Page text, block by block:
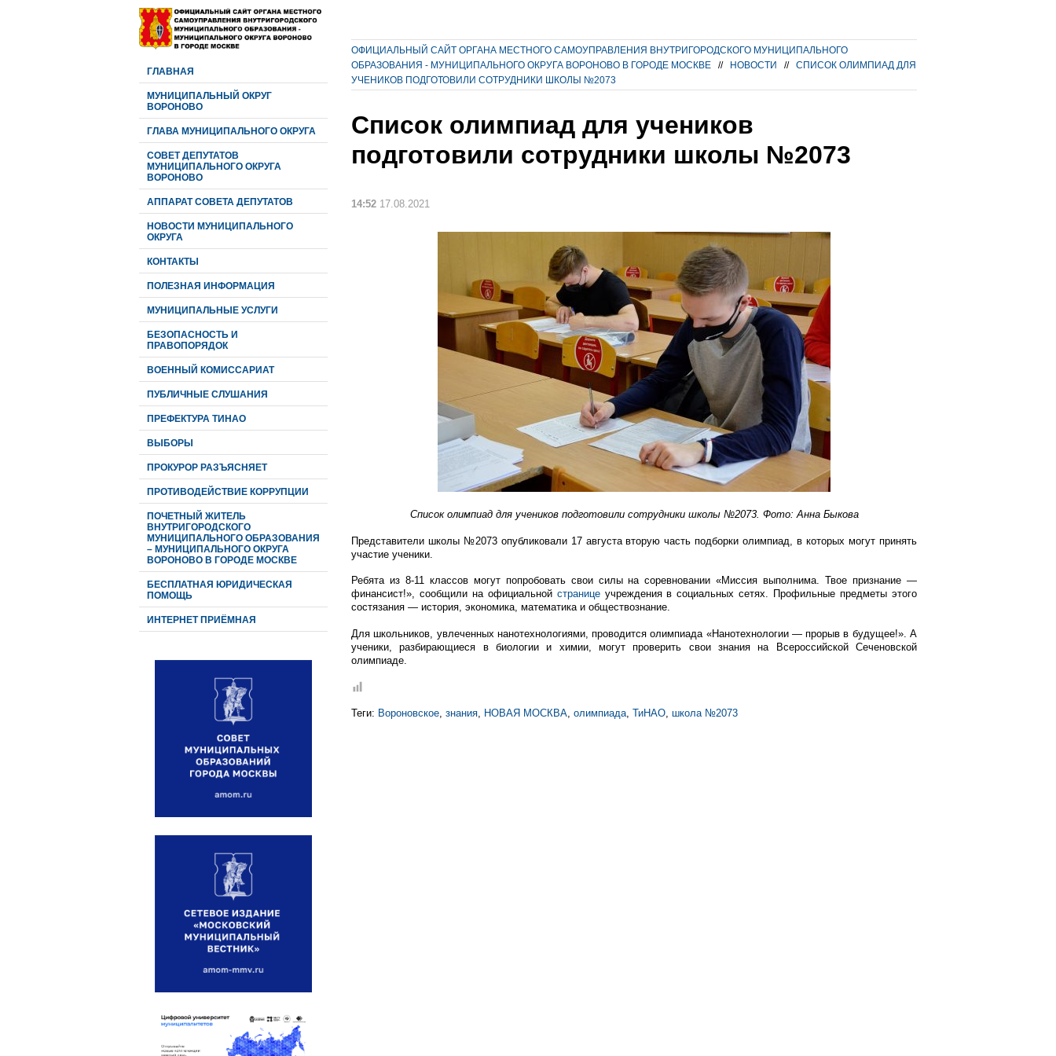
ГЛАВНАЯ
МУНИЦИПАЛЬНЫЙ ОКРУГ
ВОРОНОВО
ГЛАВА МУНИЦИПАЛЬНОГО ОКРУГА
CОВЕТ ДЕПУТАТОВ
МУНИЦИПАЛЬНОГО ОКРУГА
ВОРОНОВО
АППАРАТ СОВЕТА ДЕПУТАТОВ
НОВОСТИ МУНИЦИПАЛЬНОГО
ОКРУГА
КОНТАКТЫ
ПОЛЕЗНАЯ ИНФОРМАЦИЯ
МУНИЦИПАЛЬНЫЕ УСЛУГИ
БЕЗОПАСНОСТЬ И
ПРАВОПОРЯДОК
ВОЕННЫЙ КОМИССАРИАТ
ПУБЛИЧНЫЕ СЛУШАНИЯ
ПРЕФЕКТУРА ТИНАО
ВЫБОРЫ
ПРОКУРОР РАЗЪЯСНЯЕТ
ПРОТИВОДЕЙСТВИЕ КОРРУПЦИИ
ПОЧЕТНЫЙ ЖИТЕЛЬ
ВНУТРИГОРОДСКОГО
МУНИЦИПАЛЬНОГО ОБРАЗОВАНИЯ
– МУНИЦИПАЛЬНОГО ОКРУГА
ВОРОНОВО В ГОРОДЕ МОСКВЕ
БЕСПЛАТНАЯ ЮРИДИЧЕСКАЯ
ПОМОЩЬ
ИНТЕРНЕТ ПРИЁМНАЯ
ОФИЦИАЛЬНЫЙ САЙТ ОРГАНА МЕСТНОГО САМОУПРАВЛЕНИЯ ВНУТРИГОРОДСКОГО МУНИЦИПАЛЬНОГО
ОБРАЗОВАНИЯ - МУНИЦИПАЛЬНОГО ОКРУГА ВОРОНОВО В ГОРОДЕ МОСКВЕ
// НОВОСТИ //
СПИСОК ОЛИМПИАД ДЛЯ
УЧЕНИКОВ ПОДГОТОВИЛИ СОТРУДНИКИ ШКОЛЫ №2073
Список олимпиад для учеников
подготовили сотрудники школы №2073
14:52 17.08.2021
Список олимпиад для учеников подготовили сотрудники школы №2073. Фото: Анна Быкова
Представители школы №2073 опубликовали 17 августа вторую часть подборки олимпиад, в которых могут принять
участие ученики.
Ребята из 8-11 классов могут попробовать свои силы на соревновании «Миссия выполнима. Твое признание —
финансист!», сообщили на официальной страницеучреждения в социальных сетях. Профильные предметы этого
состязания — история, экономика, математика и обществознание.
Для школьников, увлеченных нанотехнологиями, проводится олимпиада «Нанотехнологии — прорыв в будущее!». А
ученики, разбирающиеся в биологии и химии, могут проверить свои знания на Всероссийской Сеченовской
олимпиаде.
Теги: Вороновское знания НОВАЯ МОСКВА олимпиада ТиНАО школа №2073